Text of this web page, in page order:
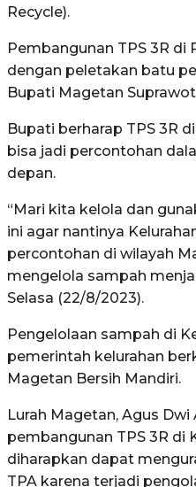
Recycle).
Pembangunan TPS 3R di
dengan peletakan batu
Bupati Magetan
Bupati berharap TPS 3R
bisa jadi percontohan
depan.
“Mari kita kelola dan
ini agar nantinya
percontohan di wilayah
mengelola sampah
Selasa (22/8/2023).
Pengelolaan sampah di
pemerintah kelurahan
Magetan Bersih Mandiri.
Lurah Magetan, Agus
pembangunan TPS 3R di
diharapkan dapat
TPA karena terjadi